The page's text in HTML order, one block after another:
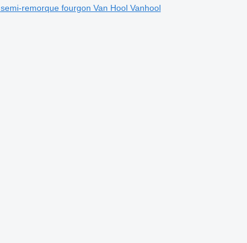
semi-remorque fourgon Van Hool Vanhool